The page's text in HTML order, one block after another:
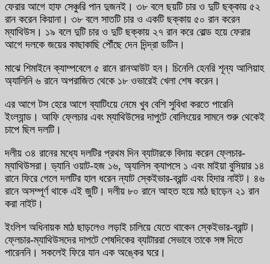
ফেরার আগে হাফ সেঞ্চুরি পান দুজনই। ৩৮ বলে ছয়টি চার ও দুটি ছক্কায় ৫২
রান করেন কিয়ানা। ৩৮ বলে সাতটি চার ও একটি ছক্কায় ৫০ রান করেন
ম্যাথিউস। ১৯ বলে দুটি চার ও দুটি ছক্কায় ২৭ রান করে বোল্ড হয়ে ফেরার
আগে দলকে জয়ের কাছাকাছি পৌঁছে দেন দিন্দ্রা ডটিন।
মাঝে শিমাইনে ক্যাম্পবেলে ৫ রানে রানআউট হন। চিনেলি হেনরি শূন্য আলিয়াহ
অ্যালিনি ৬ রানে অপরাজিত থেকে ১৮ ওভারেই খেলা শেষ করেন।
এর আগে টস হেরে আগে ব্যাটিংয়ে নেমে খুব বেশি সুবিধা করতে পারেনি
ইংল্যান্ড। আফি ফ্লেচার এবং ম্যাথিউসের দাপুটে বোলিংয়ের সামনে শুরু থেকেই
চাপে ছিল দলটি।
দলীয় ৩৪ রানের মধ্যে দলটির প্রথম দিন ব্যাটারকে বিদায় করেন ফ্লেচার-
ম্যাথিউসরা। ড্যানি ওয়াট-হজ ১৬, অ্যালিস ক্যাপসে ১ এবং মাইয়া বুসিয়ার ১৪
রানে ফিরে গেলে দলটির হাল ধরেন ন্যাট স্কেইভার-ব্রান্ট এবং হিদার নাইট। ৪৬
রানে অসম্পূর্ণ থাকে এই জুটি। দলীয় ৮০ রানে আহত হয়ে মাঠ ছাড়েন ২১ রান
করা নাইট।
ইংলিশ অধিনায়ক মাঠ ছাড়লেও লড়াই চালিয়ে যেতে থাকেন স্কেইভার-ব্রান্ট।
ফ্লেচার-ম্যাথিউসদের দাপটে শেষদিকের ব্যাটাররা সেভাবে তাকে সঙ্গ দিতে
পারেননি। সকলেই ফিরে যান এক অঙ্কের ঘরে।